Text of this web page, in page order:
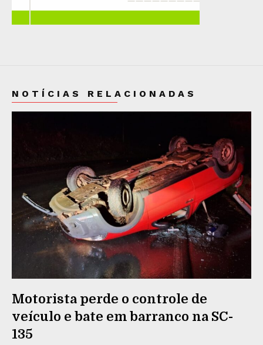
NOTÍCIAS RELACIONADAS
Motorista perde o controle de
veículo e bate em barranco na SC-
135